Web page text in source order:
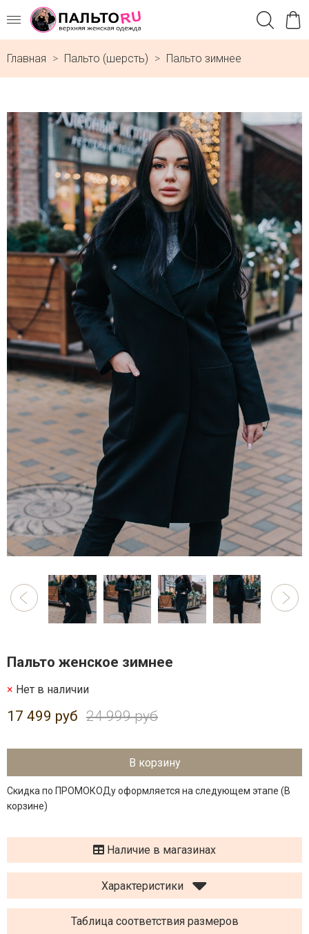
Главная Пальто (шерсть) Пальто зимнее
Пальто женское зимнее
Нет в наличии
17 499 руб 24 999 руб
В корзину
Скидка по ПРОМОКОДу оформляется на следующем этапе (В
корзине)
Наличие в магазинах
Характеристики
Таблица соответствия размеров